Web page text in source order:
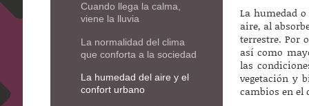
La humedad
aire, al
terrestre. Por
así como
las
vegetación y
cambios en el
Cuando llega la calma,
viene la lluvia
La normalidad del clima
que conforta a la sociedad
La humedad del aire y el
confort urbano